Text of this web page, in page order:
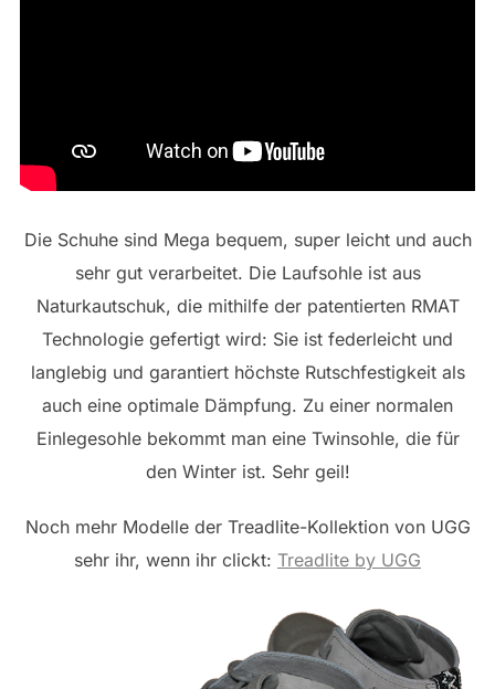
Die Schuhe sind Mega bequem, super leicht und auch
sehr gut verarbeitet. Die Laufsohle ist aus
Naturkautschuk, die mithilfe der patentierten RMAT
Technologie gefertigt wird: Sie ist federleicht und
langlebig und garantiert höchste Rutschfestigkeit als
auch eine optimale Dämpfung. Zu einer normalen
Einlegesohle bekommt man eine Twinsohle, die für
den Winter ist. Sehr geil!
Noch mehr Modelle der Treadlite-Kollektion von UGG
sehr ihr, wenn ihr clickt: Treadlite by UGG